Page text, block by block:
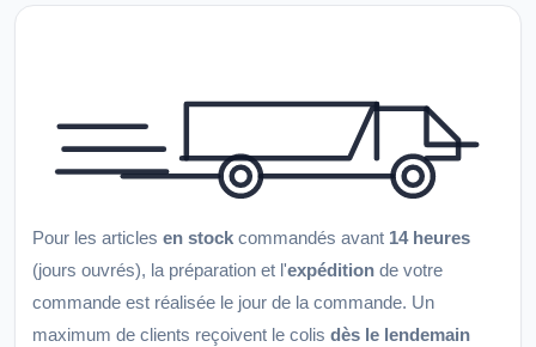
Pour les articles en stock commandés avant 14 heures
(jours ouvrés), la préparation et l'expédition de votre
commande est réalisée le jour de la commande. Un
maximum de clients reçoivent le colis dès le lendemain